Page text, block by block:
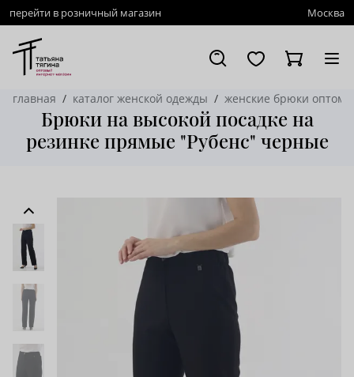
перейти в розничный магазин Москва
главная каталог женской одежды женские брюки оптом
Брюки на высокой посадке на
резинке прямые "Рубенс" черные